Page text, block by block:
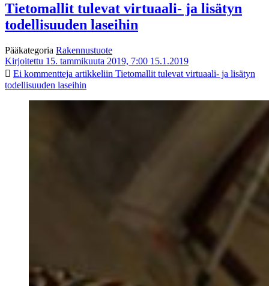
Tietomallit tulevat virtuaali- ja lisätyn
todellisuuden laseihin
Pääkategoria Rakennustuote
Kirjoitettu 15. tammikuuta 2019, 7:00 15.1.2019
Ei kommentteja artikkeliin Tietomallit tulevat virtuaali- ja lisätyn
todellisuuden laseihin